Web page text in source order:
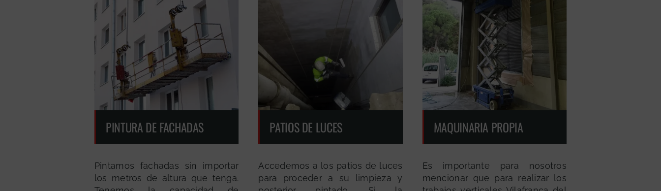
PINTURA DE FACHADAS
Pintamos fachadas sin importar
los metros de altura que tenga.
PATIOS DE LUCES
Accedemos a los patios de luces
para proceder a su limpieza y
MAQUINARIA PROPIA
Es importante para nosotros
mencionar que para realizar los